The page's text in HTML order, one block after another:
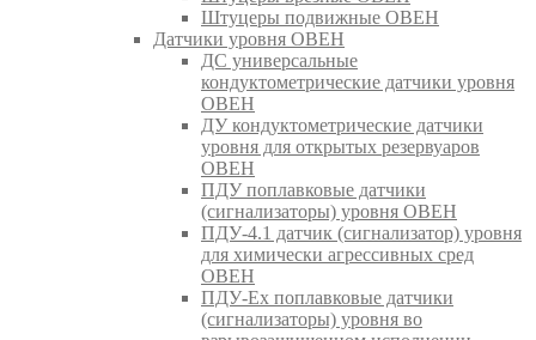
Штуцеры подвижные ОВЕН
Датчики уровня ОВЕН
ДС универсальные
кондуктометрические датчики уровня
ОВЕН
ДУ кондуктометрические датчики
уровня для открытых резервуаров
ОВЕН
ПДУ поплавковые датчики
(сигнализаторы) уровня ОВЕН
ПДУ-4.1 датчик (сигнализатор) уровня
для химически агрессивных сред
ОВЕН
ПДУ-Ex поплавковые датчики
(сигнализаторы) уровня во